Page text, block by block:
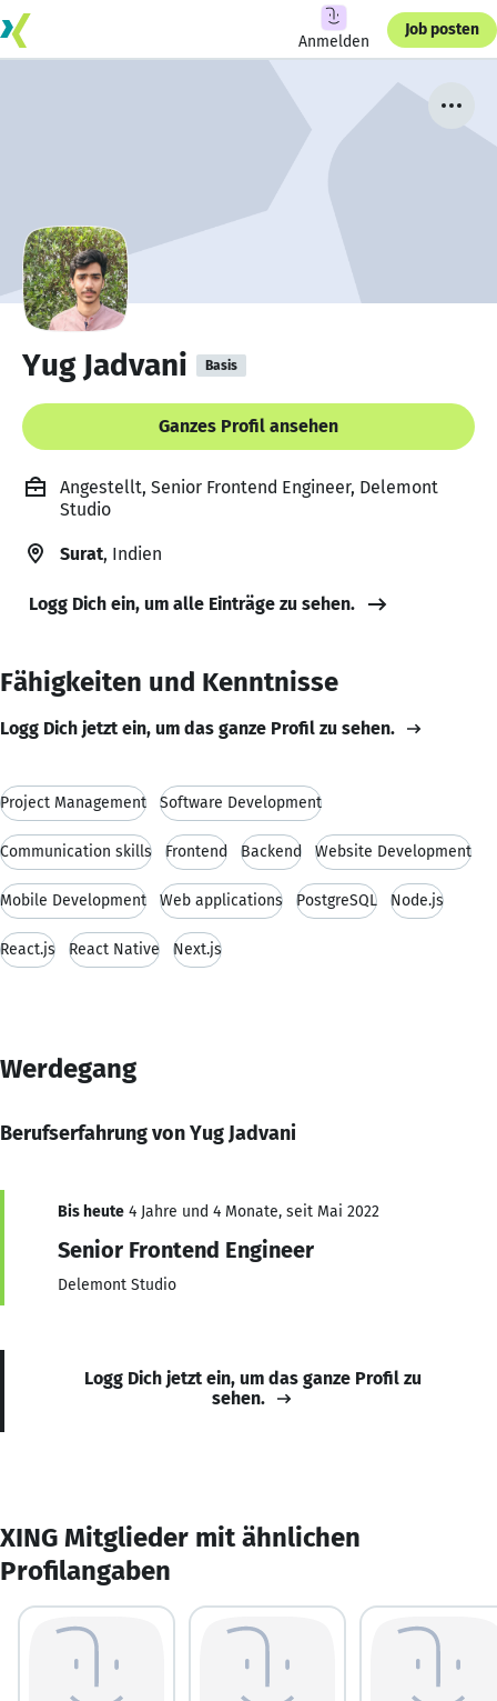
Anmelden
Job posten
Yug Jadvani Basis
Ganzes Profil ansehen
Angestellt, Senior Frontend Engineer, Delemont
Studio
Surat, Indien
Logg Dich ein, um alle Einträge zu sehen.
Fähigkeiten und Kenntnisse
Logg Dich jetzt ein, um das ganze Profil zu sehen.
Project Management Software Development
Communication skills Frontend Backend Website Development
Mobile Development Web applications PostgreSQL Node.js
React.js React Native Next.js
Werdegang
Berufserfahrung von Yug Jadvani
Bis heute 4 Jahre und 4 Monate, seit Mai 2022
Senior Frontend Engineer
Delemont Studio
Logg Dich jetzt ein, um das ganze Profil zu
sehen.
XING Mitglieder mit ähnlichen
Profilangaben